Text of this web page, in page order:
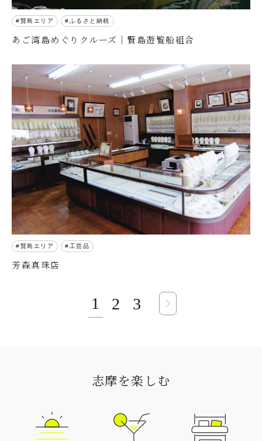
賢島エリア ふるさと納税
あご湾島めぐりクルーズ｜賢島遊覧船組合
賢島エリア 工芸品
芳森真珠店
1 2 3
志摩を楽しむ